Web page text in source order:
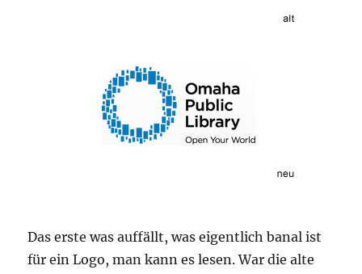
Das erste was auffällt, was eigentlich banal ist
für ein Logo, man kann es lesen. War die alte